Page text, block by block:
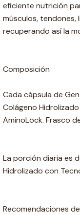
eficiente nutrición
músculos, tendones,
recuperando así la
Composición
Cada cápsula de
Colágeno
AminoLock. Frasco
La porción diaria es
Hidrolizado con
Recomendaciones